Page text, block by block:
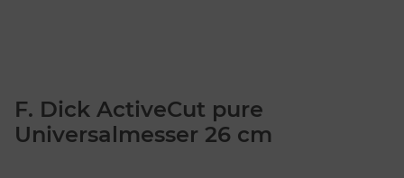
F. Dick ActiveCut pure
Universalmesser 26 cm